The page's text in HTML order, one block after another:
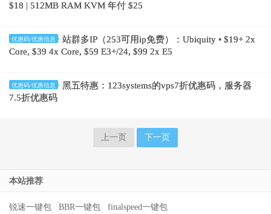
$18 | 512MB RAM KVM 年付 $25
优惠码/优惠信息
站群多IP（253可用ip免费）：Ubiquity • $19+ 2x
Core, $39 4x Core, $59 E3+/24, $99 2x E5
优惠码/优惠信息
黑五特惠：123systems的vps7折优惠码，服务器
7.5折优惠码
上一页 下一页
本站推荐
锐速一键包 BBR一键包
finalspeed一键包